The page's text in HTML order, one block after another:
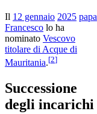
Il 12 gennaio 2025 papa
Francesco lo ha
nominato Vescovo
titolare di Acque di
Mauritania.[2]
Successione
degli incarichi